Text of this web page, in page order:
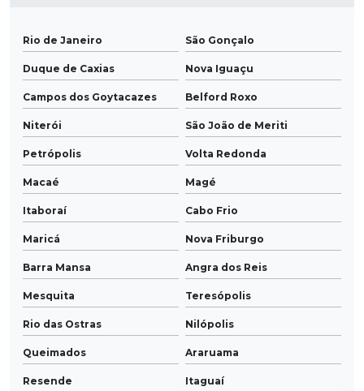
Rio de Janeiro São Gonçalo
Duque de Caxias Nova Iguaçu
Campos dos Goytacazes Belford Roxo
Niterói São João de Meriti
Petrópolis Volta Redonda
Macaé Magé
Itaboraí Cabo Frio
Maricá Nova Friburgo
Barra Mansa Angra dos Reis
Mesquita Teresópolis
Rio das Ostras Nilópolis
Queimados Araruama
Resende Itaguaí